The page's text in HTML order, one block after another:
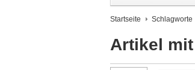
Startseite Schlagworte
Artikel mit